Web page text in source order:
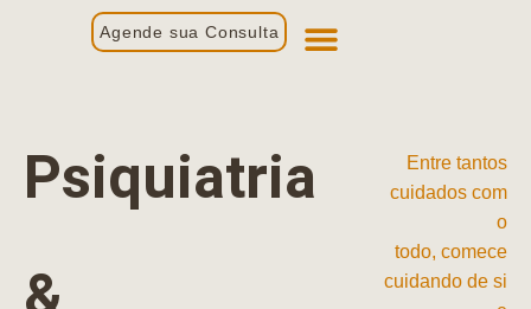
Agende sua Consulta
Psiquiatria
Entre tantos
cuidados com
o
todo, comece
cuidando de si